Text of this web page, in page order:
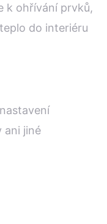
k ohřívání prvků,
do interiéru
ani jiné